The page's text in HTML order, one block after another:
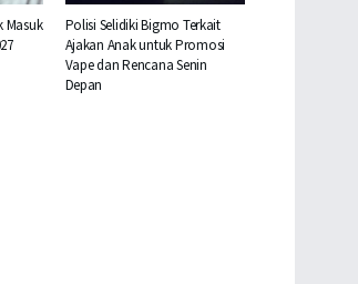
Masuk
Polisi Selidiki Bigmo Terkait
Ajakan Anak untuk Promosi
Vape dan Rencana Senin
Depan